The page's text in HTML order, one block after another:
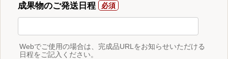
成果物のご発送日程
Webでご使用の場合は、完成品URLをお知らせいただける
日程をご記入ください。